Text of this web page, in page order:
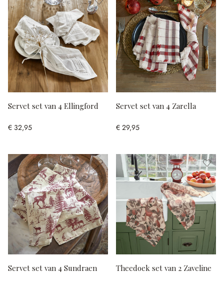
Servet set van 4 Ellingford
€ 32,95
Servet set van 4 Zarella
€ 29,95
Servet set van 4 Sundraen Theedoek set van 2 Zaveline